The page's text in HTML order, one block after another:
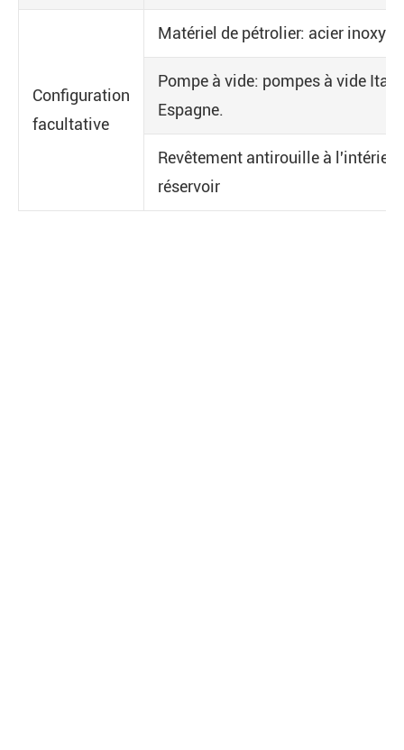
Configuration
facultative
Matériel de pétrolier: acier
Pompe à vide: pompes à vide
Espagne.
Revêtement antirouille à
réservoir